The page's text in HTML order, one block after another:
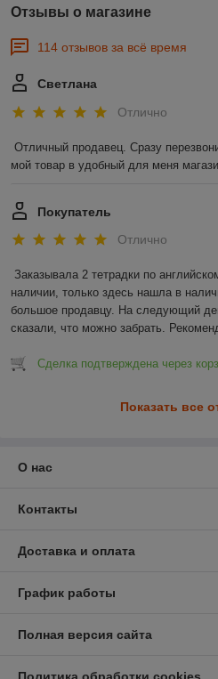
Отзывы о магазине
114 отзывов за всё время
Светлана
Отлично
Отличный продавец. Сразу
мой товар в удобный для меня
Покупатель
Отлично
Заказывала 2 тетрадки по
наличии, только здесь нашла в
большое продавцу. На следующий
сказали, что можно забрать.
Сделка подтверждена через
Показать все
О нас
Контакты
Доставка и оплата
График работы
Полная версия сайта